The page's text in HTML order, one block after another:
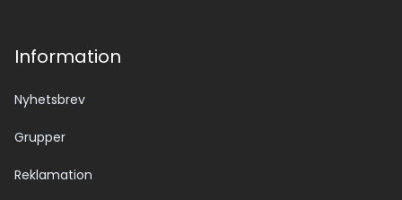
Information
Nyhetsbrev
Grupper
Reklamation